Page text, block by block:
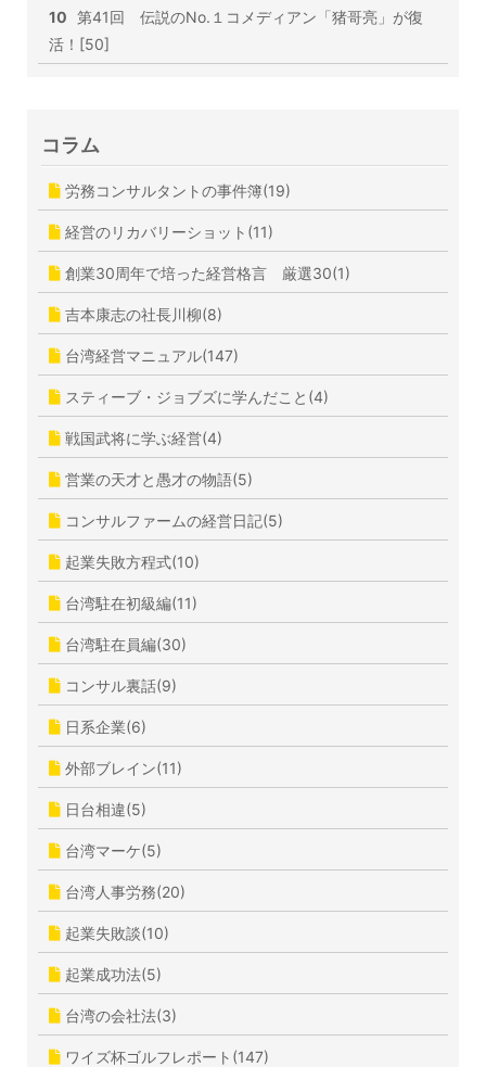
10 第41回 伝説のNo.１コメディアン「猪哥亮」が復
活！[50]
コラム
労務コンサルタントの事件簿(19)
経営のリカバリーショット(11)
創業30周年で培った経営格言 厳選30(1)
吉本康志の社長川柳(8)
台湾経営マニュアル(147)
スティーブ・ジョブズに学んだこと(4)
戦国武将に学ぶ経営(4)
営業の天才と愚才の物語(5)
コンサルファームの経営日記(5)
起業失敗方程式(10)
台湾駐在初級編(11)
台湾駐在員編(30)
コンサル裏話(9)
日系企業(6)
外部ブレイン(11)
日台相違(5)
台湾マーケ(5)
台湾人事労務(20)
起業失敗談(10)
起業成功法(5)
台湾の会社法(3)
ワイズ杯ゴルフレポート(147)